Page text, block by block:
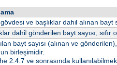
ve başlıklar dahil alınan bayt
dahil gönderilen bayt sayısı; sıfır
bayt sayısı (alınan ve
birleşimidir.
2.4.7 ve sonrasında